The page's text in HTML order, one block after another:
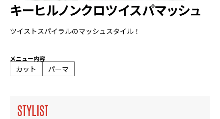
キーヒルノンクロツイスパマッシュ
ツイストスパイラルのマッシュスタイル！
メニュー内容
カット パーマ
STYLIST